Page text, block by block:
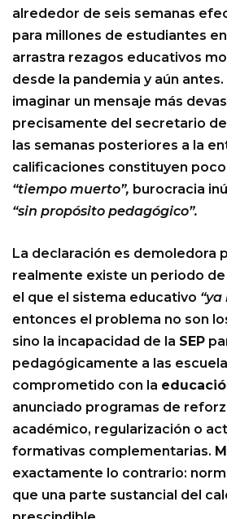
alrededor de seis semanas
para millones de estudiantes
arrastra rezagos educativos
desde la pandemia y aún
imaginar un mensaje más
precisamente del secretario de
las semanas posteriores a la
calificaciones constituyen
“tiempo muerto”, burocracia
“sin propósito pedagógico”.
La declaración es demoledora
realmente existe un periodo
el que el sistema educativo “ya
entonces el problema no son
sino la incapacidad de la SEP
pedagógicamente a las
comprometido con la
anunciado programas de
académico, regularización o
formativas complementarias.
exactamente lo contrario:
que una parte sustancial del